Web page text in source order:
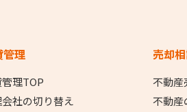
管理
理TOP
社の切り替え
売却
不動産
不動産